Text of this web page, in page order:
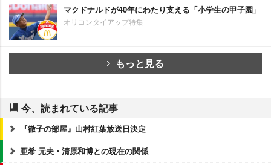
マクドナルドが40年にわたり支える「小学生の甲子園」
オリコンタイアップ特集
もっと見る
今、読まれている記事
『徹子の部屋』山村紅葉放送日決定
亜希 元夫・清原和博との現在の関係